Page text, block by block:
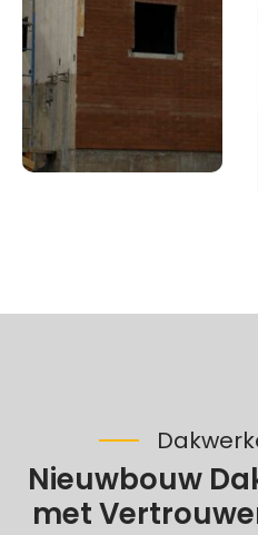
Nieuwbouw
met